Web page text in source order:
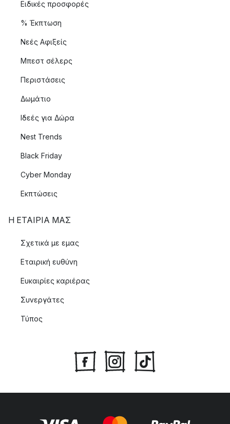
Ειδικές προσφορές
% Έκπτωση
Νεές Αφιξείς
Μπεστ σέλερς
Περιστάσεις
Δωμάτιο
Ιδεές για Δώρα
Nest Trends
Black Friday
Cyber Monday
Εκπτώσεις
Η ΕΤΑΊΡΙΑ ΜΑΣ
Σχετικά με εμας
Εταιρική ευθύνη
Ευκαιρίες καριέρας
Συνεργάτες
Τύπος